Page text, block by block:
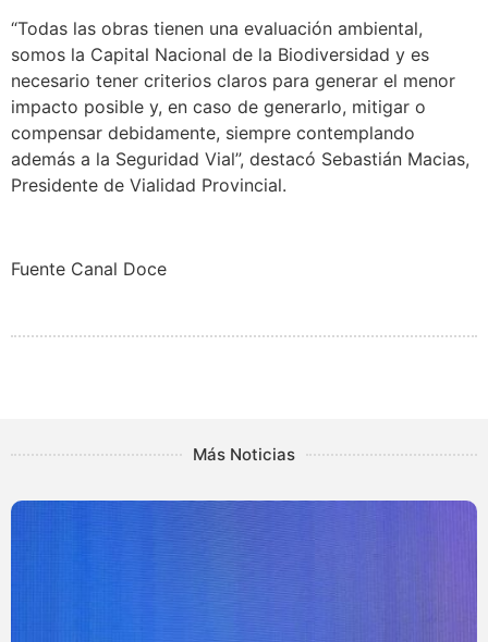
“Todas las obras tienen una evaluación ambiental,
somos la Capital Nacional de la Biodiversidad y es
necesario tener criterios claros para generar el menor
impacto posible y, en caso de generarlo, mitigar o
compensar debidamente, siempre contemplando
además a la Seguridad Vial”, destacó Sebastián Macias,
Presidente de Vialidad Provincial.
Fuente Canal Doce
Más Noticias